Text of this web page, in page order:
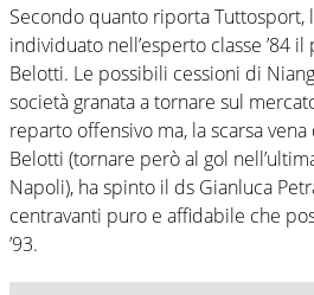
Secondo quanto riporta Tuttosport,
individuato nell’esperto classe ’84
Belotti. Le possibili cessioni di
società granata a tornare sul
reparto offensivo ma, la scarsa
Belotti (tornare però al gol
Napoli), ha spinto il ds Gianluca
centravanti puro e affidabile che
’93.